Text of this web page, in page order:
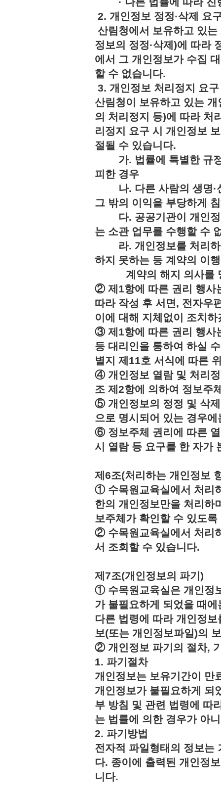
2. 개인정보 정정·삭제 요
산림청에서 보유하고 있
정보의 정정·삭제)에 따라
에서 그 개인정보가 수집
할 수 없습니다.
3. 개인정보 처리정지 요구
산림청이 보유하고 있는
의 처리정지 등)에 따라 처
리정지 요구 시 개인정보
절될 수 있습니다.
가. 법률에 특별한 규정
피한 경우
나. 다른 사람의 생명·
그 밖의 이익을 부당하게
다. 공공기관이 개인정
는 소관 업무를 수행할 수
라. 개인정보를 처리하
하지 못하는 등 계약의 이
계약의 해지 의사를 명
② 제1항에 따른 권리 행사
따라 작성 후 서면, 전자우
이에 대해 지체없이 조치하
③ 제1항에 따른 권리 행사
등 대리인을 통하여 하실
별지 제11호 서식에 따른
④ 개인정보 열람 및 처리
조 제2항에 의하여 정보주
⑤ 개인정보의 정정 및 삭
으로 명시되어 있는 경우
⑥ 정보주체 권리에 따른
시 열람 등 요구를 한 자가
제6조(처리하는 개인정보
① 수목원교육실에서 처리
한의 개인정보만을 처리하
보주체가 확인할 수 있도
② 수목원교육실에서 처리
서 조회할 수 있습니다.
제7조(개인정보의 파기)
① 수목원교육실은 개인정
가 불필요하게 되었을 때
다른 법령에 따라 개인정
보(또는 개인정보파일)의
② 개인정보 파기의 절차,
1. 파기절차
개인정보는 보유기간이 만
개인정보가 불필요하게 되
부 방침 및 관련 법령에 따
는 법률에 의한 경우가 아
2. 파기방법
전자적 파일형태의 정보는
다. 종이에 출력된 개인정
니다.